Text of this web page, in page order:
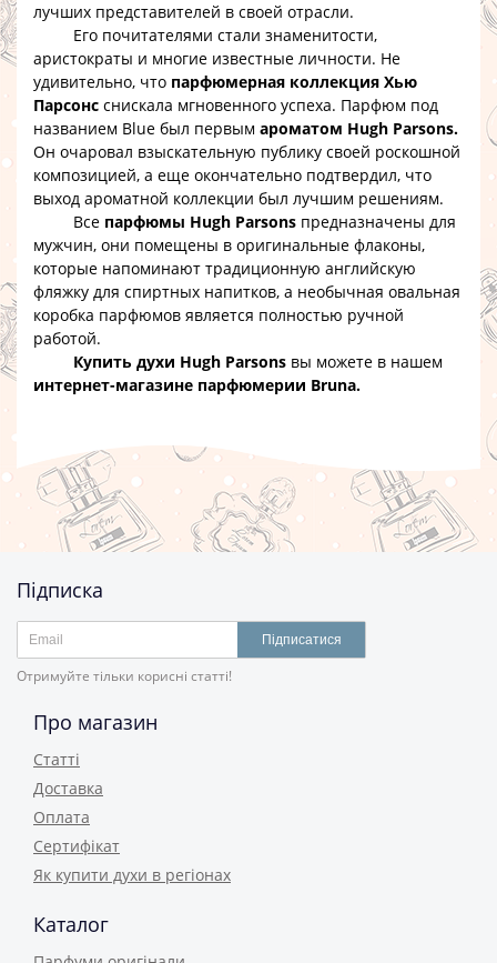
лучших представителей в своей отрасли.
Его почитателями стали знаменитости,
аристократы и многие известные личности. Не
удивительно, что парфюмерная коллекция Хью
Парсонс снискала мгновенного успеха. Парфюм под
названием Blue был первым ароматом Hugh Parsons.
Он очаровал взыскательную публику своей роскошной
композицией, а еще окончательно подтвердил, что
выход ароматной коллекции был лучшим решениям.
Все парфюмы Hugh Parsons предназначены для
мужчин, они помещены в оригинальные флаконы,
которые напоминают традиционную английскую
фляжку для спиртных напитков, а необычная овальная
коробка парфюмов является полностью ручной
работой.
Купить духи Hugh Parsons вы можете в нашем
интернет-магазине парфюмерии Bruna.
Підписка
Підписатися
Отримуйте тільки корисні статті!
Про магазин
Статті
Доставка
Оплата
Сертифікат
Як купити духи в регіонах
Каталог